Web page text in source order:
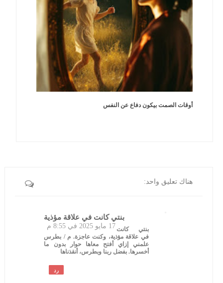
أوقات الصمت بيكون دفاع عن النفس
هناك تعليق واحد:
بنتي كانت في علاقة مؤذية
17 مايو 2025 في 8:55 مبنتي كانت
في علاقة مؤذية، وكنت عاجزة. م / بطرس
علمني إزاي أفتح معاها حوار بدون ما
أخسرها. بفضل ربنا وبطرس، أنقذناها
رد